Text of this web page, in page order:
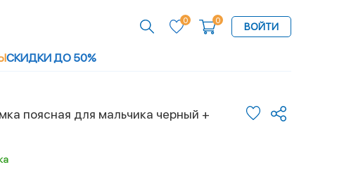
0 0
ВОЙТИ
СКИДКИ ДО 50%
поясная для мальчика черный +